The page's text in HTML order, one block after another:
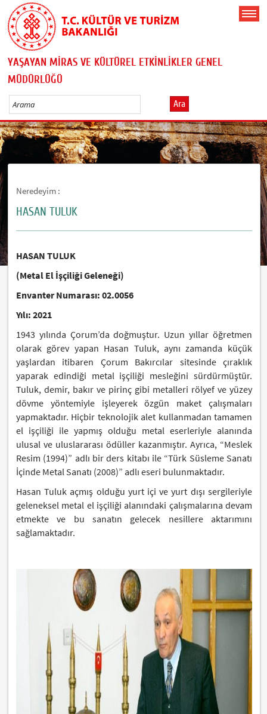
YAŞAYAN MİRAS VE KÜLTÜREL ETKİNLİKLER GENEL
MÜDÜRLÜĞÜ
Ara
Neredeyim :
HASAN TULUK
HASAN TULUK
(Metal El İşçiliği Geleneği)
Envanter Numarası: 02.0056
Yılı: 2021
1943 yılında Çorum’da doğmuştur. Uzun yıllar öğretmen
olarak görev yapan Hasan Tuluk, aynı zamanda küçük
yaşlardan itibaren Çorum Bakırcılar sitesinde çıraklık
yaparak edindiği metal işçiliği mesleğini sürdürmüştür.
Tuluk, demir, bakır ve pirinç gibi metalleri rölyef ve yüzey
dövme yöntemiyle işleyerek özgün maket çalışmaları
yapmaktadır. Hiçbir teknolojik alet kullanmadan tamamen
el işçiliği ile yapmış olduğu metal eserleriyle alanında
ulusal ve uluslararası ödüller kazanmıştır. Ayrıca, “Meslek
Resim (1994)” adlı bir ders kitabı ile “Türk Süsleme Sanatı
İçinde Metal Sanatı (2008)” adlı eseri bulunmaktadır.
Hasan Tuluk açmış olduğu yurt içi ve yurt dışı sergileriyle
geleneksel metal el işçiliği alanındaki çalışmalarına devam
etmekte ve bu sanatın gelecek nesillere aktarımını
sağlamaktadır.